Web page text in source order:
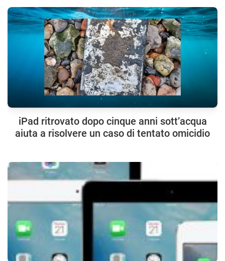
iPad ritrovato dopo cinque anni sott’acqua
aiuta a risolvere un caso di tentato omicidio